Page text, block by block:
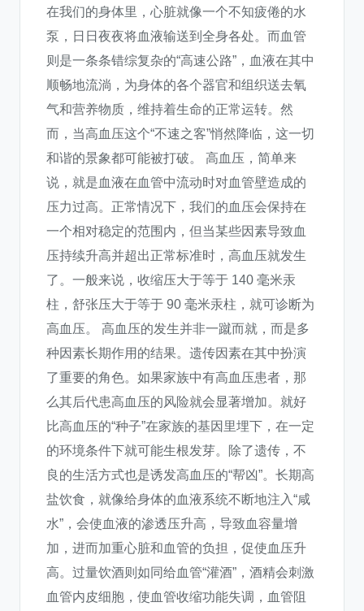
在我们的身体里，心脏就像一个不知疲倦的水
泵，日日夜夜将血液输送到全身各处。而血管
则是一条条错综复杂的“高速公路”，血液在其中
顺畅地流淌，为身体的各个器官和组织送去氧
气和营养物质，维持着生命的正常运转。然
而，当高血压这个“不速之客”悄然降临，这一切
和谐的景象都可能被打破。 高血压，简单来
说，就是血液在血管中流动时对血管壁造成的
压力过高。正常情况下，我们的血压会保持在
一个相对稳定的范围内，但当某些因素导致血
压持续升高并超出正常标准时，高血压就发生
了。一般来说，收缩压大于等于 140 毫米汞
柱，舒张压大于等于 90 毫米汞柱，就可诊断为
高血压。 高血压的发生并非一蹴而就，而是多
种因素长期作用的结果。遗传因素在其中扮演
了重要的角色。如果家族中有高血压患者，那
么其后代患高血压的风险就会显著增加。就好
比高血压的“种子”在家族的基因里埋下，在一定
的环境条件下就可能生根发芽。除了遗传，不
良的生活方式也是诱发高血压的“帮凶”。长期高
盐饮食，就像给身体的血液系统不断地注入“咸
水”，会使血液的渗透压升高，导致血容量增
加，进而加重心脏和血管的负担，促使血压升
高。过量饮酒则如同给血管“灌酒”，酒精会刺激
血管内皮细胞，使血管收缩功能失调，血管阻